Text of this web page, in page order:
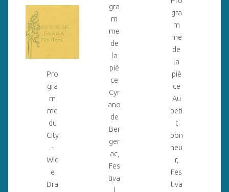
Pro
gra
m
me
du
City
-
Wid
e
Dra
gra
m
me
de
la
piè
ce
Cyr
ano
de
Ber
ger
ac,
Fes
tiva
gra
m
me
de
la
piè
ce
Au
peti
t
bon
heu
r,
Fes
tiva